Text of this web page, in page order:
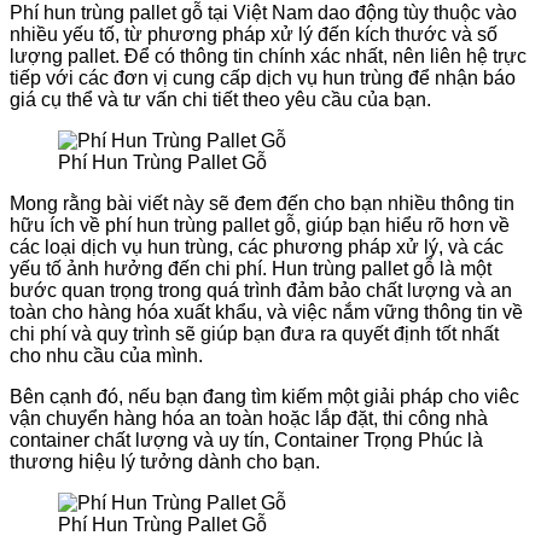
Phí hun trùng pallet gỗ tại Việt Nam dao động tùy thuộc vào
nhiều yếu tố, từ phương pháp xử lý đến kích thước và số
lượng pallet. Để có thông tin chính xác nhất, nên liên hệ trực
tiếp với các đơn vị cung cấp dịch vụ hun trùng để nhận báo
giá cụ thể và tư vấn chi tiết theo yêu cầu của bạn.
Phí Hun Trùng Pallet Gỗ
Mong rằng bài viết này sẽ đem đến cho bạn nhiều thông tin
hữu ích về phí hun trùng pallet gỗ, giúp bạn hiểu rõ hơn về
các loại dịch vụ hun trùng, các phương pháp xử lý, và các
yếu tố ảnh hưởng đến chi phí. Hun trùng pallet gỗ là một
bước quan trọng trong quá trình đảm bảo chất lượng và an
toàn cho hàng hóa xuất khẩu, và việc nắm vững thông tin về
chi phí và quy trình sẽ giúp bạn đưa ra quyết định tốt nhất
cho nhu cầu của mình.
Bên cạnh đó, nếu bạn đang tìm kiếm một giải pháp cho viêc
vận chuyển hàng hóa an toàn hoặc lắp đặt, thi công nhà
container chất lượng và uy tín, Container Trọng Phúc là
thương hiệu lý tưởng dành cho bạn.
Phí Hun Trùng Pallet Gỗ